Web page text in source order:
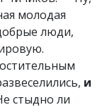
молодая
люди,
и
стыдно ли